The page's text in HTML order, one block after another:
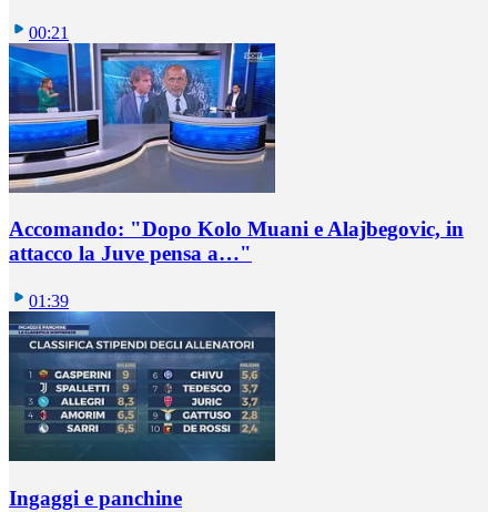
00:21
Accomando: "Dopo Kolo Muani e Alajbegovic, in
attacco la Juve pensa a…"
01:39
Ingaggi e panchine